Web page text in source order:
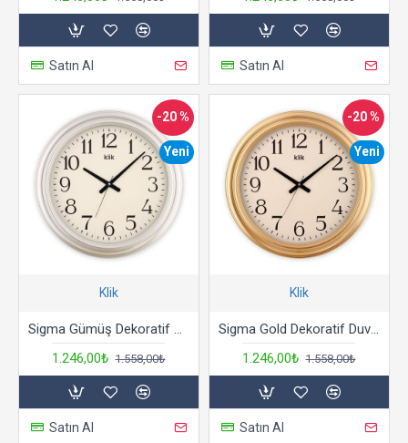
Satın Al Satın Al
Yeni
-20 %
Klik
Sigma Gümüş Dekoratif Duvar Saati
1.246,00₺ 1.558,00₺
Satın Al
Yeni
-20 %
Klik
Sigma Gold Dekoratif Duvar Saati
1.246,00₺ 1.558,00₺
Satın Al